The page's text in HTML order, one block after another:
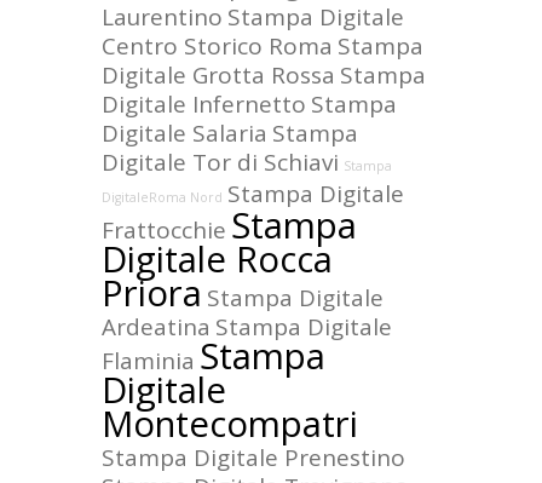
Laurentino Stampa Digitale
Centro Storico Roma Stampa
Digitale Grotta Rossa Stampa
Digitale Infernetto Stampa
Digitale Salaria Stampa
Digitale Tor di Schiavi Stampa
DigitaleRoma Nord Stampa Digitale
Frattocchie Stampa
Digitale Rocca
Priora Stampa Digitale
Ardeatina Stampa Digitale
Flaminia Stampa
Digitale
Montecompatri
Stampa Digitale Prenestino